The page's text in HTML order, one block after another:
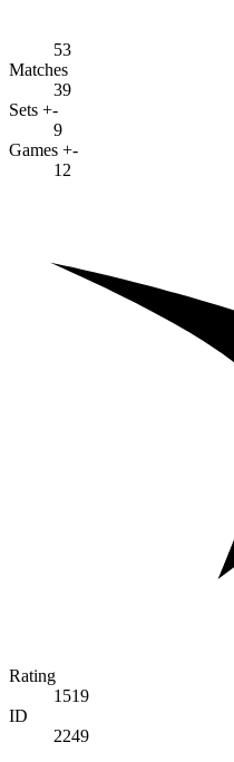
53
Matches
39
Sets +-
9
Games +-
12
Rating
1519
ID
2249